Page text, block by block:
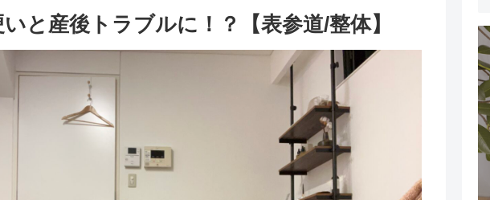
と産後トラブルに！？【表参道/整体】